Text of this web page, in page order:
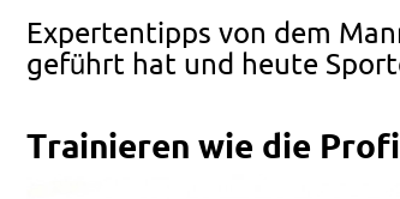
Expertentipps von dem
geführt hat und heute
Trainieren wie die